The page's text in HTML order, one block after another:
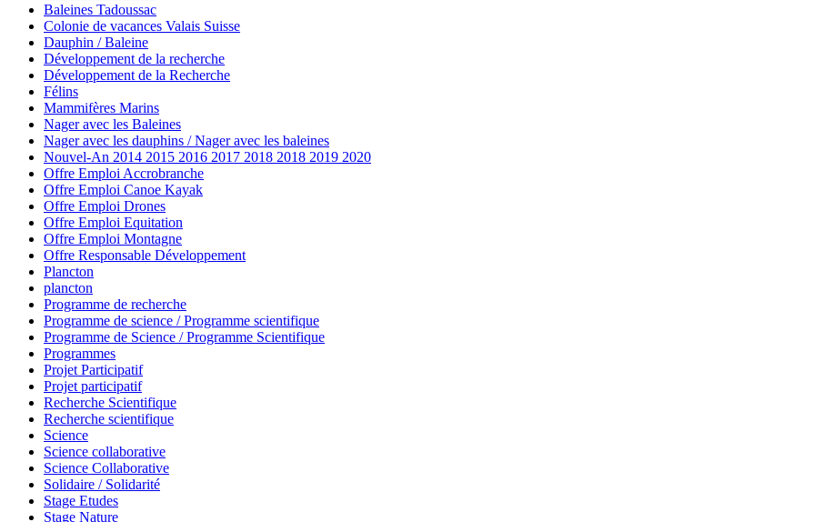
Baleines Tadoussac
Colonie de vacances Valais Suisse
Dauphin / Baleine
Développement de la recherche
Développement de la Recherche
Félins
Mammifères Marins
Nager avec les Baleines
Nager avec les dauphins / Nager avec les baleines
Nouvel-An 2014 2015 2016 2017 2018 2018 2019 2020
Offre Emploi Accrobranche
Offre Emploi Canoe Kayak
Offre Emploi Drones
Offre Emploi Equitation
Offre Emploi Montagne
Offre Responsable Développement
Plancton
plancton
Programme de recherche
Programme de science / Programme scientifique
Programme de Science / Programme Scientifique
Programmes
Projet Participatif
Projet participatif
Recherche Scientifique
Recherche scientifique
Science
Science collaborative
Science Collaborative
Solidaire / Solidarité
Stage Etudes
Stage Nature